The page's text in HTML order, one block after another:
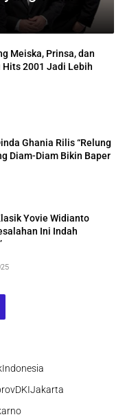
Meiska, Prinsa, dan
Hits 2001 Jadi Lebih
Ghania Rilis “Relung
Diam-Diam Bikin Baper
Yovie Widianto
Ini Indah